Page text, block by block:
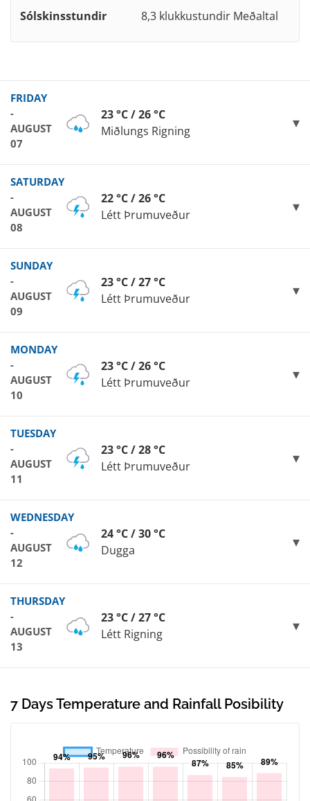
Sólskinsstundir 8,3 klukkustundir Meðaltal
FRIDAY
-
AUGUST
07
23 °C / 26 °C
Miðlungs Rigning
SATURDAY
-
AUGUST
08
22 °C / 26 °C
Létt Þrumuveður
SUNDAY
-
AUGUST
09
23 °C / 27 °C
Létt Þrumuveður
MONDAY
-
AUGUST
10
23 °C / 26 °C
Létt Þrumuveður
TUESDAY
-
AUGUST
11
23 °C / 28 °C
Létt Þrumuveður
WEDNESDAY
-
AUGUST
12
24 °C / 30 °C
Dugga
THURSDAY
-
AUGUST
13
23 °C / 27 °C
Létt Rigning
7 Days Temperature and Rainfall Posibility